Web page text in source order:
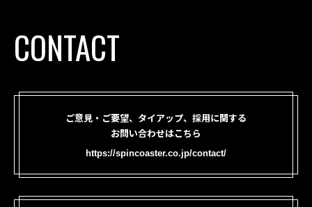
CONTACT
ご意見・ご要望、タイアップ、採用に関する
お問い合わせはこちら
https://spincoaster.co.jp/contact/